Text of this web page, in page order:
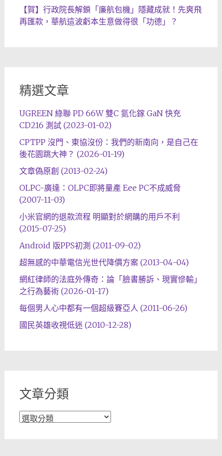
【賀】行政院長解鎖「廉航包機」隱藏成就！先爽飛
再匯款，華航這波虧本生意做得很「功德」？
精選文章
UGREEN 綠聯 PD 66W 雙C 氮化鎵 GaN 快充
CD216 測試 (2023-01-02)
CPTPP 沒門、東協沒份：我們的新南向，是自己在
後花園跳大神？ (2026-01-19)
文章偽原創 (2013-02-24)
OLPC-廣達：OLPC即將量產 Eee PC不成威脅
(2007-11-03)
小米官網的退款流程 明顯對於網購的用戶不利
(2015-07-25)
Android 版PPS初測 (2011-09-02)
超無感的中華電信光世代降價方案 (2013-04-04)
網紅律師的法庭外傳奇：論「臉書勝訴、現實慘輸」
之行為藝術 (2026-01-17)
每個男人心中都有一個超級賽亞人 (2011-06-26)
國民英雄收視低迷 (2010-12-28)
文章分類
文